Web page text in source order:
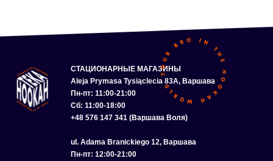
СТАЦИОНАРНЫЕ МАГАЗИНЫ
Aleja Prymasa Tysiąclecia 83A, Варшава
Пн-пт: 11:00-21:00
Сб: 11:00-18:00
+48 576 147 341 (Варшава Воля)
ul. Adama Branickiego 12, Варшава
Пн-пт: 12:00-21:00